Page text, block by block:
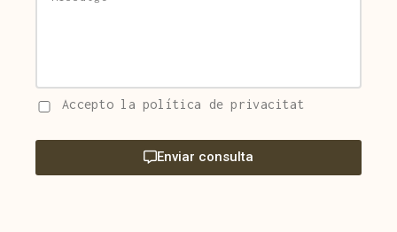
Accepto la política de privacitat
Enviar consulta